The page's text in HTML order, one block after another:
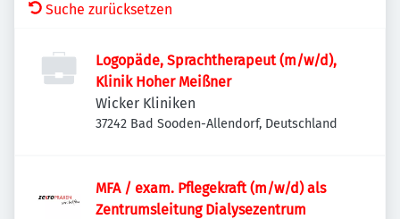
Suche zurücksetzen
Logopäde, Sprachtherapeut (m/w/d),
Klinik Hoher Meißner
Wicker Kliniken
37242 Bad Sooden-Allendorf, Deutschland
MFA / exam. Pflegekraft (m/w/d) als
Zentrumsleitung Dialysezentrum